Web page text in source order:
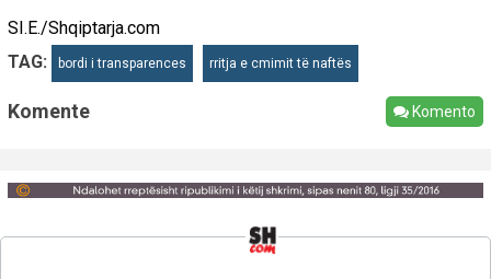
SI.E./Shqiptarja.com
TAG:
bordi i transparences rritja e cmimit të naftës
Komente Komento